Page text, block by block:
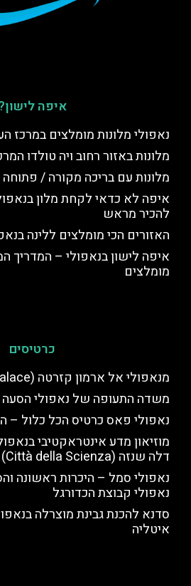
איפה
נאפולי מלונות מומלצים במרכז
מלונות באזור רחוב ויה טולדו
מלונות עם בריכה מקורה / פתוחה
איפה לא כדאי לקחת מלון
להכיר מראש
האזורים הכי מומלצים ללינה
איפה לישון בנאפולי – המדריך
מומלצים
כרטיסים
מנאפולי אל ארמון קזרטה (Caserta Royal Palace)
משדה התעופה של נאפולי הסעה
נאפולי פאס כרטיס הכל כלול –
מוזיאון מדע אינטראקטיבי
דלה שנזה (Città della Scienza)
נאפולי סמל – היכרות ראשונה
נאפולי קבוצת הכדורגל
סדנא להכנת גבינת מוצרלה
איטליה